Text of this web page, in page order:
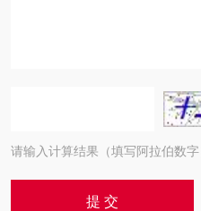
请输入计算结果（填写阿拉伯数